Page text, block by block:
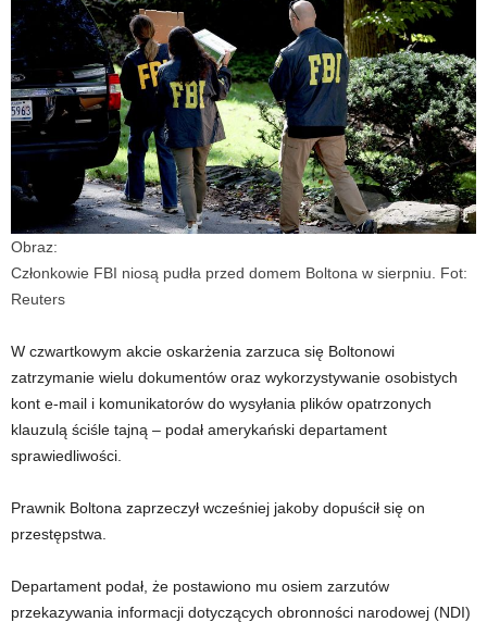
Obraz:
Członkowie FBI niosą pudła przed domem Boltona w sierpniu. Fot:
Reuters
W czwartkowym akcie oskarżenia zarzuca się Boltonowi
zatrzymanie wielu dokumentów oraz wykorzystywanie osobistych
kont e-mail i komunikatorów do wysyłania plików opatrzonych
klauzulą ​​ściśle tajną – podał amerykański departament
sprawiedliwości.
Prawnik Boltona zaprzeczył wcześniej jakoby dopuścił się on
przestępstwa.
Departament podał, że postawiono mu osiem zarzutów
przekazywania informacji dotyczących obronności narodowej (NDI)